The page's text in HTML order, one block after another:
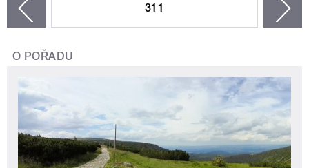
311
O POŘADU